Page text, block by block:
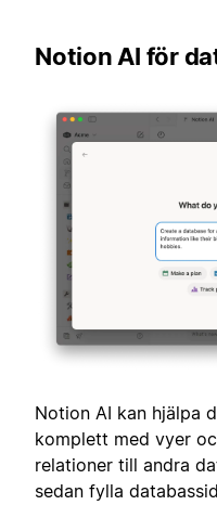
Notion AI för
Notion AI kan hjälpa
komplett med vyer
relationer till andra
sedan fylla